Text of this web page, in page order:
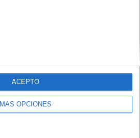
MÁS OPCIONES
ACEPTO